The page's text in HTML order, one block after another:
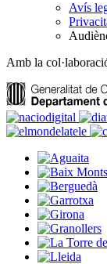
Avís
Amb la